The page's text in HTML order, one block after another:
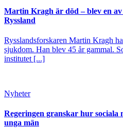
Martin Kragh är död – blev en
Ryssland
Rysslandsforskaren Martin Kragh
sjukdom. Han blev 45 år gammal.
institutet [...]
Nyheter
Regeringen granskar hur
unga män